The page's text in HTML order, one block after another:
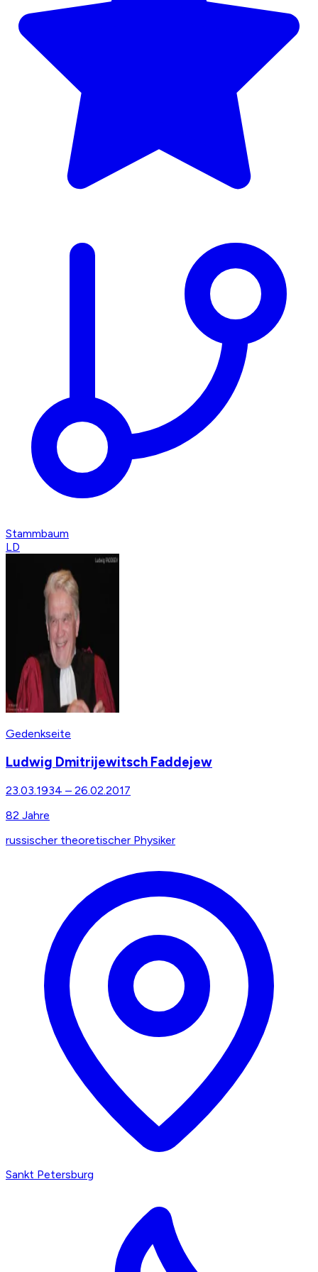
Stammbaum
LD
Gedenkseite
Ludwig Dmitrijewitsch Faddejew
23.03.1934 – 26.02.2017
82 Jahre
russischer theoretischer Physiker
Sankt Petersburg